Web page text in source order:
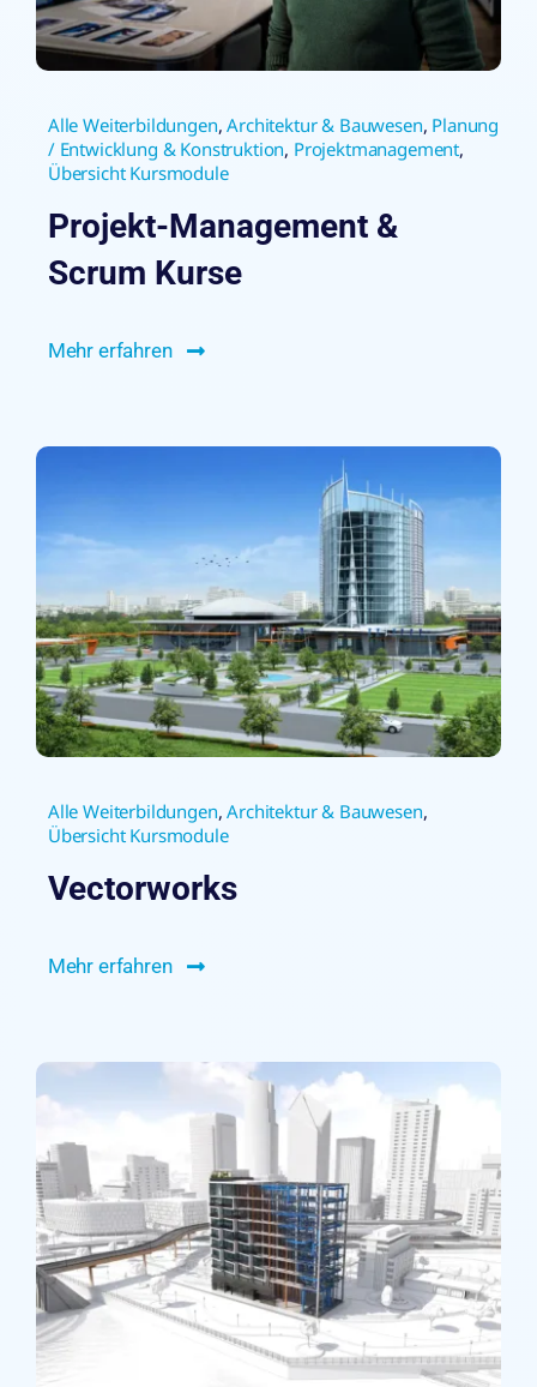
Alle Weiterbildungen,Architektur & Bauwesen, Planung
/ Entwicklung & Konstruktion, Projektmanagement,
Übersicht Kursmodule
Projekt-Management &
Scrum Kurse
Mehr erfahren
Alle Weiterbildungen,Architektur & Bauwesen,
Übersicht Kursmodule
Vectorworks
Mehr erfahren